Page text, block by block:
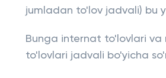
jumladan to'lov jadvali) bu
Bunga internat to'lovlari va
to'lovlari jadvali bo'yicha